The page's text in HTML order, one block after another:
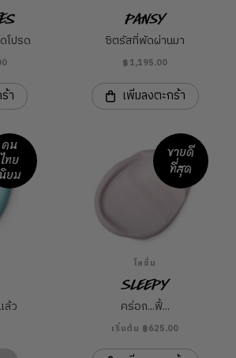
โปรด
า
Pansy
ซิตรัสที่พัดผ่านมา
฿1,195.00
เพิ่มลงตะกร้า
คน
ไทย
นิยม
ล้ว
ขายดี
ที่สุด
โลชั่น
Sleepy
คร่อก...ฟี้...
เริ่มต้น ฿625.00